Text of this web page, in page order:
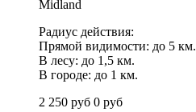
Midland
Радиус действия:
Прямой видимости: до 5 км.
В лесу: до 1,5 км.
В городе: до 1 км.
2 250 руб 0 руб